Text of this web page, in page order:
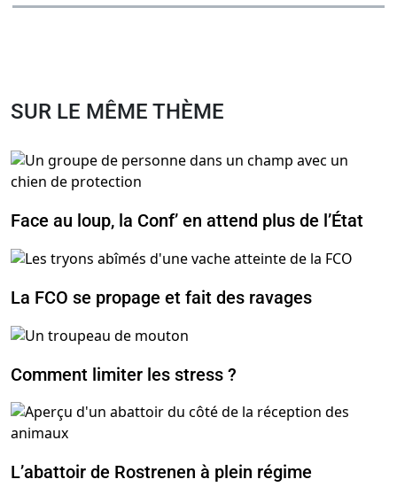
SUR LE MÊME THÈME
Face au loup, la Conf’ en attend plus de l’État
La FCO se propage et fait des ravages
Comment limiter les stress ?
L’abattoir de Rostrenen à plein régime